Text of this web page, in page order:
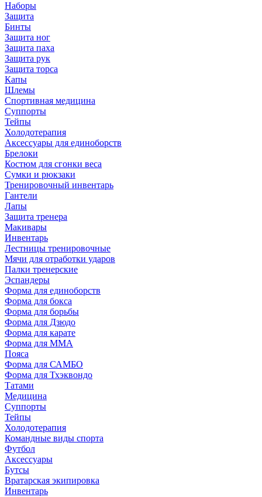
Наборы
Защита
Бинты
Защита ног
Защита паха
Защита рук
Защита торса
Капы
Шлемы
Спортивная медицина
Суппорты
Тейпы
Холодотерапия
Аксессуары для единоборств
Брелоки
Костюм для сгонки веса
Сумки и рюкзаки
Тренировочный инвентарь
Гантели
Лапы
Защита тренера
Макивары
Инвентарь
Лестницы тренировочные
Мячи для отработки ударов
Палки тренерские
Эспандеры
Форма для единоборств
Форма для бокса
Форма для борьбы
Форма для Дзюдо
Форма для карате
Форма для MMA
Пояса
Форма для САМБО
Форма для Тхэквондо
Татами
Медицина
Суппорты
Тейпы
Холодотерапия
Командные виды спорта
Футбол
Аксессуары
Бутсы
Вратарская экипировка
Инвентарь